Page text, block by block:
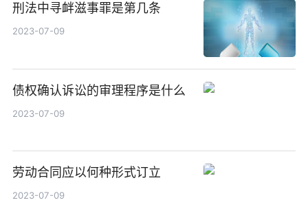
刑法中寻衅滋事罪是第几条
2023-07-09
债权确认诉讼的审理程序是什么
2023-07-09
劳动合同应以何种形式订立
2023-07-09